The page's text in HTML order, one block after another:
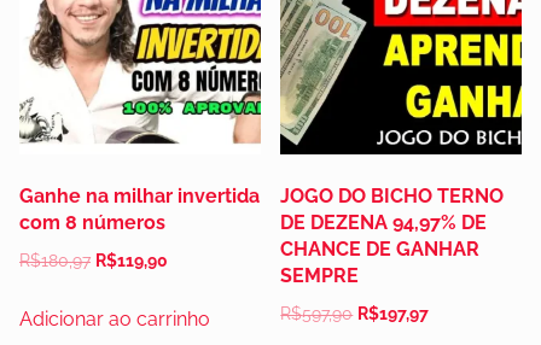
Ganhe na milhar invertida
com 8 números
R$180,97 R$119,90
Adicionar ao carrinho
JOGO DO BICHO TERNO
DE DEZENA 94,97% DE
CHANCE DE GANHAR
SEMPRE
R$597,90 R$197,97